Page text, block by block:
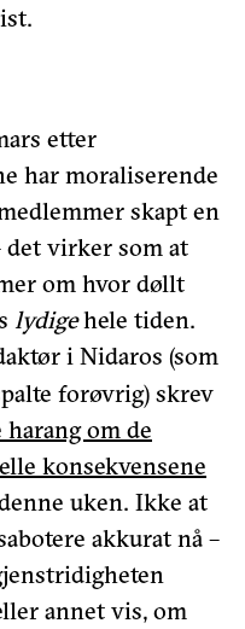
etter
har moraliserende
skapt en
virker som at
om hvor døllt
lydigehele tiden.
i Nidaros (som
forøvrig) skrev
om de
konsekvensene
uken. Ikke at
akkurat nå –
annet vis, om